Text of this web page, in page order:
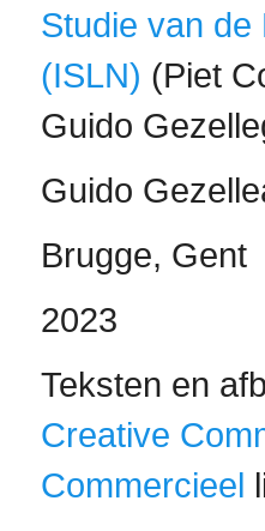
Studie van de
(ISLN) (Piet
Guido
Guido
Brugge, Gent
2023
Teksten en
Creative
Commercieel